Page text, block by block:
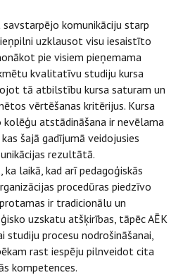
komunikāciju starp
uzklausot visu iesaistīto
pie visiem pieņemama
kvalitatīvu studiju kursa
tā atbilstību kursa saturam un
vērtēšanas kritērijus. Kursa
atstādināšana ir nevēlama
šajā gadījumā veidojusies
rezultātā.
ka laikā, kad arī pedagoģiskās
procedūras piedzīvo
ir tradicionālu un
uzskatu atšķirības, tāpēc AĒK
studiju procesu nodrošināšanai,
rast iespēju pilnveidot cita
kompetences.